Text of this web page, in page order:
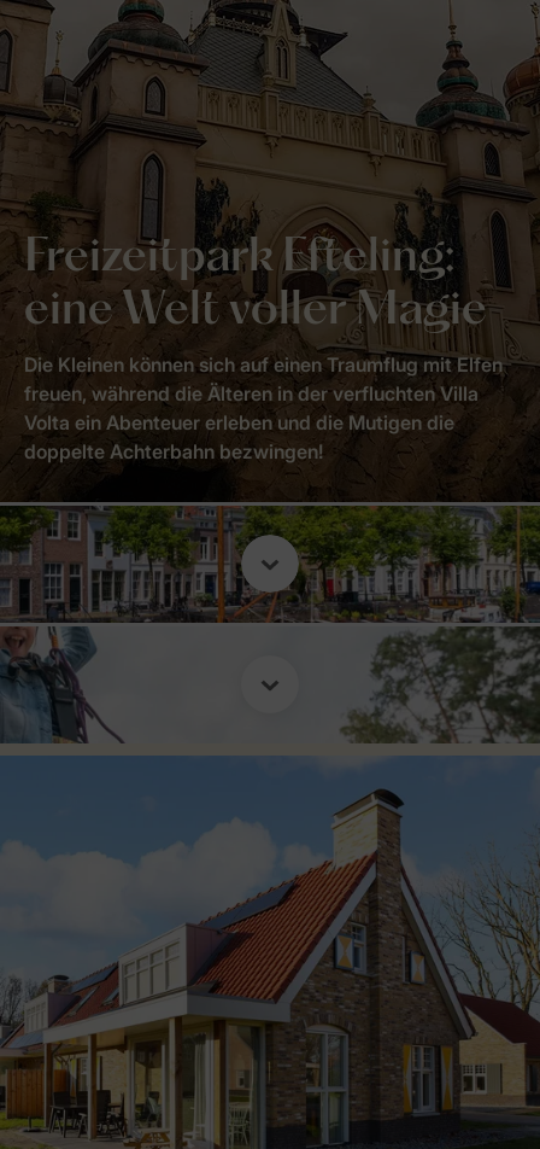
Freizeitpark Efteling:
eine Welt voller Magie
Die Kleinen können sich auf einen Traumflug mit Elfen
freuen, während die Älteren in der verfluchten Villa
Volta ein Abenteuer erleben und die Mutigen die
doppelte Achterbahn bezwingen!